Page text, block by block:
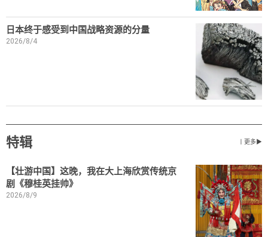
日本终于感受到中国战略资源的分量
2026/8/4
特辑 丨更多▶
【壮游中国】这晚，我在大上海欣赏传统京
剧《穆桂英挂帅》
2026/8/9